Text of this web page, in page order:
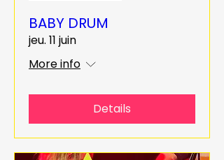
BABY DRUM
jeu. 11 juin
More info
Details